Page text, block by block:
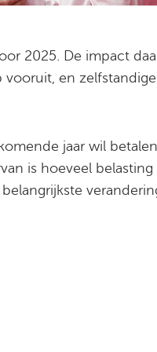
2025. De impact
en
jaar wil
is hoeveel belasting